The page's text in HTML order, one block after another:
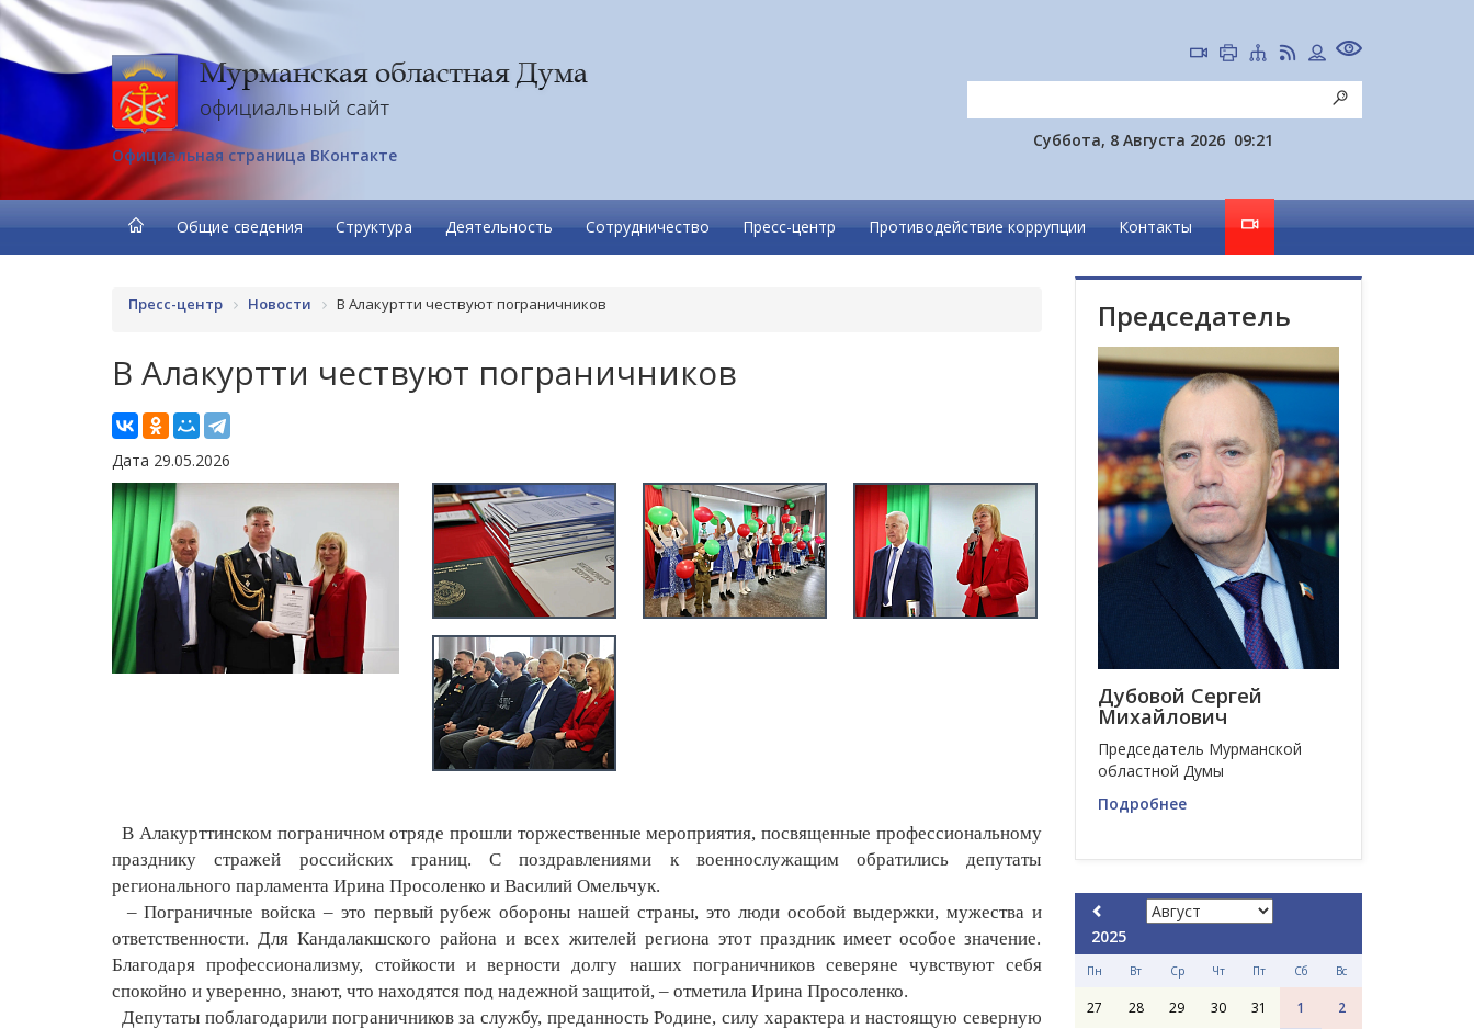
Официальная страница ВКонтакте
Суббота, 8 Августа 2026 09:21
Общие сведения Структура Деятельность Сотрудничество Пресс-центр Противодействие коррупции Контакты
Пресс-центр Новости В Алакуртти чествуют пограничников
В Алакуртти чествуют пограничников
Дата 29.05.2026
В Алакурттинском пограничном отряде прошли торжественные мероприятия, посвященные профессиональному
празднику стражей российских границ. С поздравлениями к военнослужащим обратились депутаты
регионального парламента Ирина Просоленко и Василий Омельчук.
– Пограничные войска – это первый рубеж обороны нашей страны, это люди особой выдержки, мужества и
ответственности. Для Кандалакшского района и всех жителей региона этот праздник имеет особое значение.
Благодаря профессионализму, стойкости и верности долгу наших пограничников северяне чувствуют себя
спокойно и уверенно, знают, что находятся под надежной защитой, – отметила Ирина Просоленко.
Депутаты поблагодарили пограничников за службу, преданность Родине, силу характера и настоящую северную
Председатель
Дубовой Сергей
Михайлович
Председатель Мурманской
областной Думы
Подробнее
2025
Пн Вт Ср Чт Пт Сб Вс
27 28 29 30 31 1 2